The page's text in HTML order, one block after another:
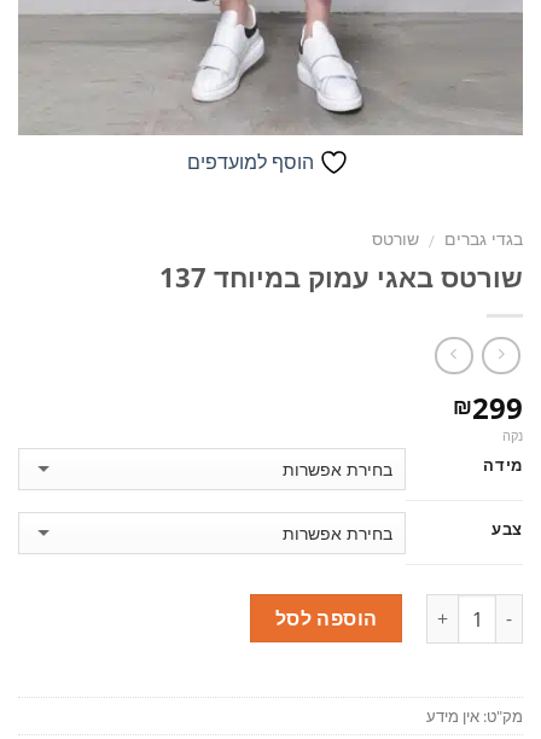
הוסף למועדפים
בגדי גברים / שורטס
שורטס באגי עמוק במיוחד 137
₪299
מידה
צבע
נקה
הוספה לסל
מק"ט: אין מידע